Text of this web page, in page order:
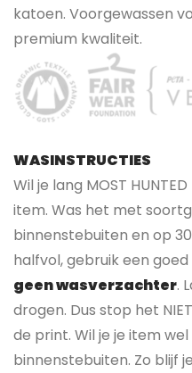
katoen. Voorgewassen
premium kwaliteit.
WASINSTRUCTIES
Wil je lang MOST
item. Was het met
binnenstebuiten en op
halfvol, gebruik een
geen wasverzachter.
drogen. Dus stop het
de print. Wil je je item
binnenstebuiten. Zo blijf